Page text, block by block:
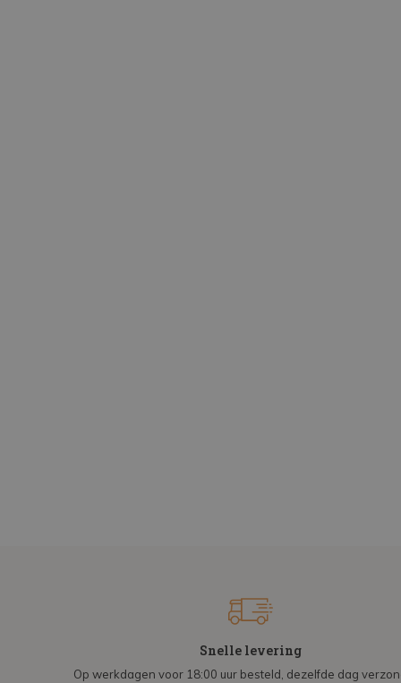
Snelle levering
Op werkdagen voor 18:00 uur besteld, dezelfde dag